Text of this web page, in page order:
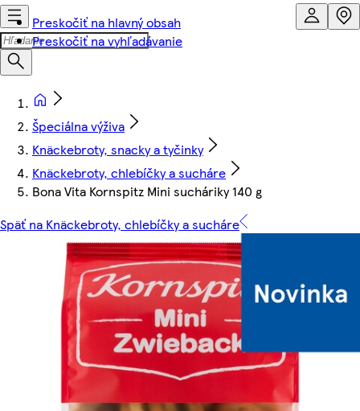
Preskočiť na hlavný obsah
Preskočiť na vyhľadávanie
Špeciálna výživa
Knäckebroty, snacky a tyčinky
Knäckebroty, chlebíčky a sucháre
Bona Vita Kornspitz Mini sucháriky 140 g
Späť na Knäckebroty, chlebíčky a sucháre